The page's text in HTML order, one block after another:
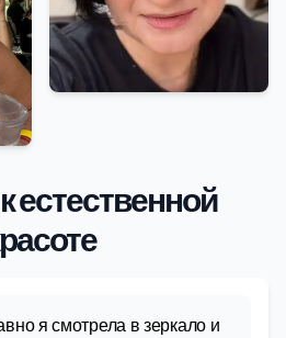
естественной
я смотрела в зеркало и